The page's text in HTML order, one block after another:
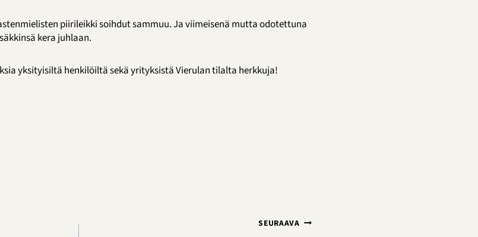
piirileikki soihdut sammuu. Ja viimeisenä mutta odotettuna
kera juhlaan.
yksityisiltä henkilöiltä sekä yrityksistä Vierulan tilalta herkkuja!
SEURAAVA